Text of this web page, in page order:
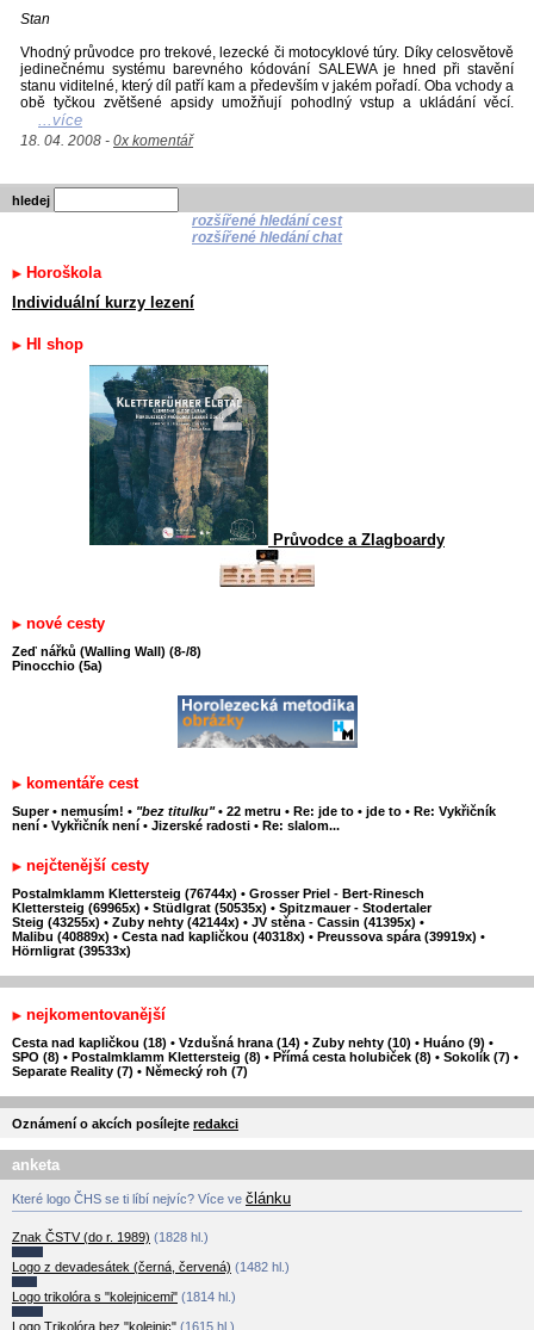
Stan
Vhodný průvodce pro trekové, lezecké či motocyklové túry. Díky celosvětově
jedinečnému systému barevného kódování SALEWA je hned při stavění
stanu viditelné, který díl patří kam a především v jakém pořadí. Oba vchody a
obě tyčkou zvětšené apsidy umožňují pohodlný vstup a ukládání věcí.
...více
18. 04. 2008 - 0x komentář
hledej
rozšířené hledání cest
rozšířené hledání chat
Horoškola
Individuální kurzy lezení
HI shop
Průvodce a Zlagboardy
nové cesty
Zeď nářků (Walling Wall) (8-/8)
Pinocchio (5a)
komentáře cest
Super • nemusím! • "bez titulku" • 22 metru • Re: jde to • jde to • Re: Vykřičník
není • Vykřičník není • Jizerské radosti • Re: slalom...
nejčtenější cesty
Postalmklamm Klettersteig (76744x) • Grosser Priel - Bert-Rinesch
Klettersteig (69965x) • Stüdlgrat (50535x) • Spitzmauer - Stodertaler
Steig (43255x) • Zuby nehty (42144x) • JV stěna - Cassin (41395x) •
Malibu (40889x) • Cesta nad kapličkou (40318x) • Preussova spára (39919x) •
Hörnligrat (39533x)
nejkomentovanější
Cesta nad kapličkou (18) • Vzdušná hrana (14) • Zuby nehty (10) • Huáno (9) •
SPO (8) • Postalmklamm Klettersteig (8) • Přímá cesta holubiček (8) • Sokolík (7) •
Separate Reality (7) • Německý roh (7)
Oznámení o akcích posílejte redakci
anketa
Které logo ČHS se ti líbí nejvíc? Více ve článku
Znak ČSTV (do r. 1989) (1828 hl.)
Logo z devadesátek (černá, červená) (1482 hl.)
Logo trikolóra s "kolejnicemi" (1814 hl.)
Logo Trikolóra bez "kolejnic" (1615 hl.)